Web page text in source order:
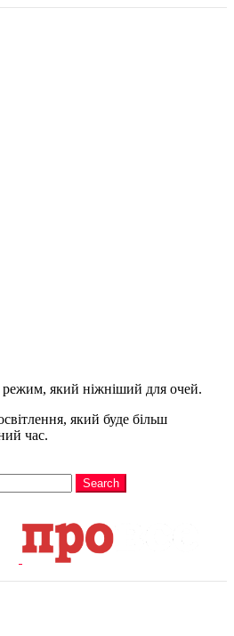
який ніжніший для очей.
який буде більш
час.
Search